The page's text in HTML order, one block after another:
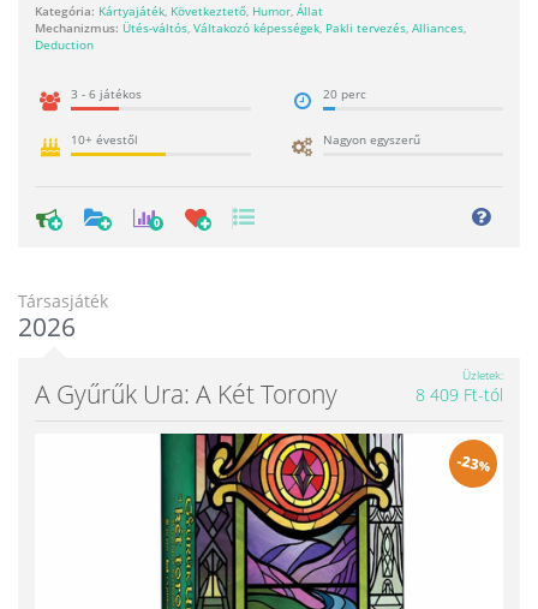
Kategória: Kártyajáték Következtető Humor Állat
Mechanizmus: Ütés-váltós Váltakozó képességek Pakli tervezés Alliances
Deduction
3 - 6 játékos 20 perc
10+ évestől Nagyon egyszerű
0
Társasjáték
2026
A Gyűrűk Ura: A Két Torony
Üzletek
8 409 Ft-tól
-23%